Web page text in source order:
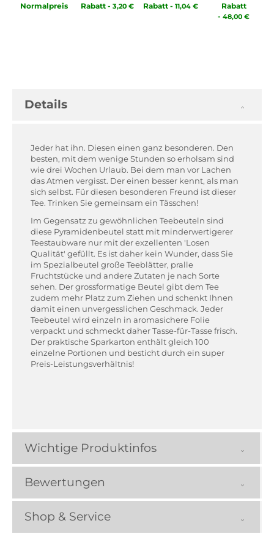
Normal­preis Rabatt - 3,20 € Rabatt - 11,04 €
Rabatt
-48,00 €
Details
Jeder hat ihn. Diesen einen ganz besonderen. Den
besten, mit dem wenige Stunden so erholsam sind
wie drei Wochen Urlaub. Bei dem man vor Lachen
das Atmen vergisst. Der einen besser kennt, als man
sich selbst. Für diesen besonderen Freund ist dieser
Tee. Trinken Sie gemeinsam ein Tässchen!
Im Gegensatz zu gewöhnlichen Teebeuteln sind
diese Pyramidenbeutel statt mit minderwertigerer
Teestaubware nur mit der exzellenten 'Losen
Qualität' gefüllt. Es ist daher kein Wunder, dass Sie
im Spezialbeutel große Teeblätter, pralle
Fruchtstücke und andere Zutaten je nach Sorte
sehen. Der grossformatige Beutel gibt dem Tee
zudem mehr Platz zum Ziehen und schenkt Ihnen
damit einen unvergesslichen Geschmack. Jeder
Teebeutel wird einzeln in aromasichere Folie
verpackt und schmeckt daher Tasse-für-Tasse frisch.
Der praktische Sparkarton enthält gleich 100
einzelne Portionen und besticht durch ein super
Preis-Leistungsverhältnis!
Wichtige Produktinfos
Bewertungen
Shop & Service